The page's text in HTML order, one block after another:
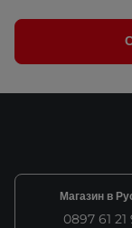
Магазин в
0897 61 21